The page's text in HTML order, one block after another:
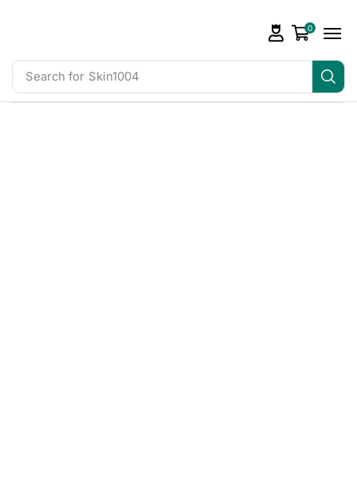
Search for Skin1004
0